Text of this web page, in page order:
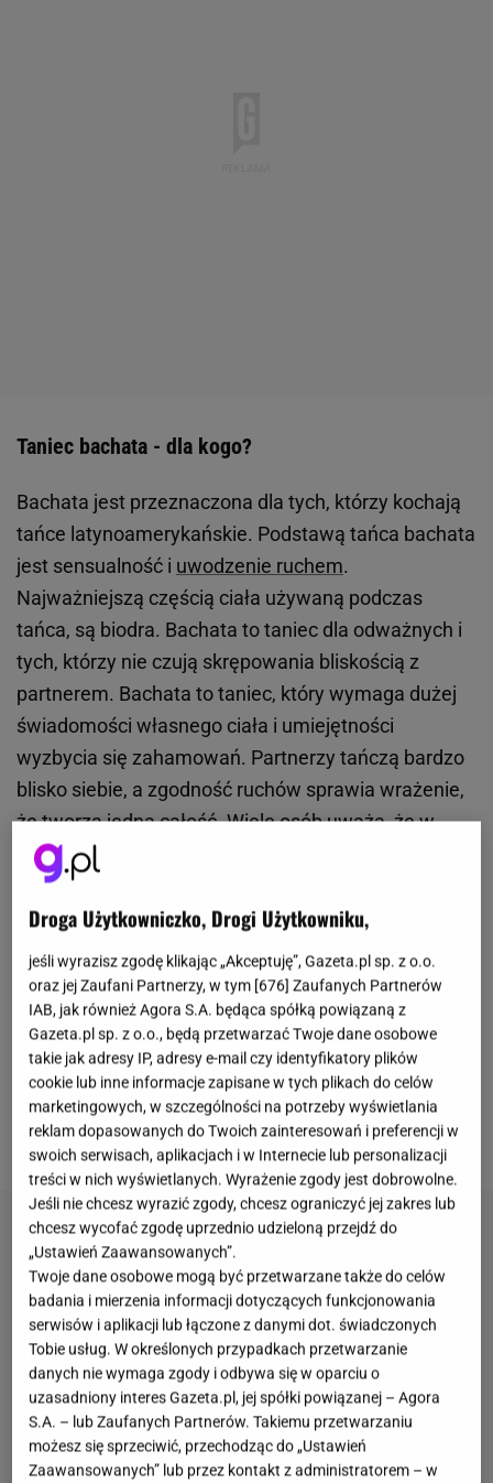
Taniec bachata - dla kogo?
Bachata jest przeznaczona dla tych, którzy kochają
tańce latynoamerykańskie. Podstawą tańca bachata
jest sensualność i uwodzenie ruchem.
Najważniejszą częścią ciała używaną podczas
tańca, są biodra. Bachata to taniec dla odważnych i
tych, którzy nie czują skrępowania bliskością z
partnerem. Bachata to taniec, który wymaga dużej
świadomości własnego ciała i umiejętności
wyzbycia się zahamowań. Partnerzy tańczą bardzo
blisko siebie, a zgodność ruchów sprawia wrażenie,
że tworzą jedną całość. Wiele osób uważa, że w
tańcu tym wyczuwalna jest nutka erotyzmu. Skąd
wywodzi się bachata? Taniec bachata zdobył
popularność na całym świecie, a jego ojczyzną jest
Dominikana. Bachatę tańczy się do muzyki o tej
samej nazwie. Są to utwory rytmiczne, zazwyczaj
opowiadające o miłości i namiętności. Bachata
narodziła się wśród ubogiej części mieszkańców
Dominikany. Z czasem jej popularność zaczęła
rosnąć w takim tempie, że dziś jest jednym z
najsławniejszych tańców latynoamerykańskich.
Droga Użytkowniczko, Drogi Użytkowniku,
jeśli wyrazisz zgodę klikając „Akceptuję”, Gazeta.pl sp. z o.o.
oraz jej Zaufani Partnerzy, w tym [676] Zaufanych Partnerów
IAB, jak również Agora S.A. będąca spółką powiązaną z
Gazeta.pl sp. z o.o., będą przetwarzać Twoje dane osobowe
takie jak adresy IP, adresy e-mail czy identyfikatory plików
cookie lub inne informacje zapisane w tych plikach do celów
marketingowych, w szczególności na potrzeby wyświetlania
reklam dopasowanych do Twoich zainteresowań i preferencji w
swoich serwisach, aplikacjach i w Internecie lub personalizacji
treści w nich wyświetlanych. Wyrażenie zgody jest dobrowolne.
Jeśli nie chcesz wyrazić zgody, chcesz ograniczyć jej zakres lub
chcesz wycofać zgodę uprzednio udzieloną przejdź do
„Ustawień Zaawansowanych”.
Twoje dane osobowe mogą być przetwarzane także do celów
badania i mierzenia informacji dotyczących funkcjonowania
serwisów i aplikacji lub łączone z danymi dot. świadczonych
Tobie usług. W określonych przypadkach przetwarzanie
danych nie wymaga zgody i odbywa się w oparciu o
uzasadniony interes Gazeta.pl, jej spółki powiązanej – Agora
S.A. – lub Zaufanych Partnerów. Takiemu przetwarzaniu
możesz się sprzeciwić, przechodząc do „Ustawień
Zaawansowanych” lub przez kontakt z administratorem – w